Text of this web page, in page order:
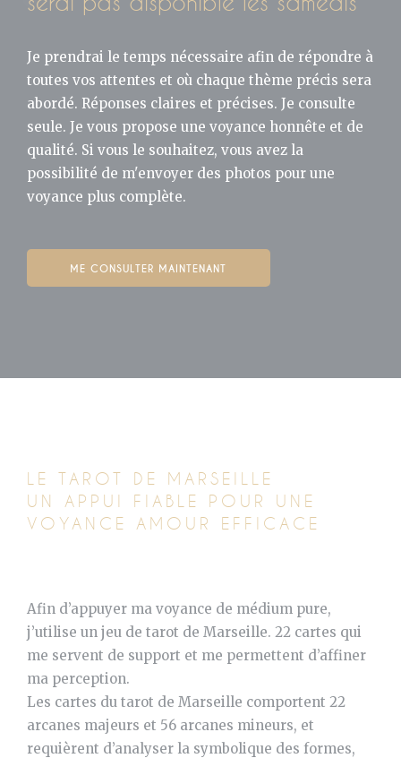
Je prendrai le temps nécessaire afin de répondre à
toutes vos attentes et où chaque thème précis sera
abordé. Réponses claires et précises. Je consulte
seule. Je vous propose une voyance honnête et de
qualité. Si vous le souhaitez, vous avez la
possibilité de m'envoyer des photos pour une
voyance plus complète.
ME CONSULTER MAINTENANT
LE TAROT DE MARSEILLE
UN APPUI FIABLE POUR UNE
VOYANCE AMOUR EFFICACE
Afin d’appuyer ma voyance de médium pure,
j’utilise un jeu de tarot de Marseille. 22 cartes qui
me servent de support et me permettent d’affiner
ma perception.
Les cartes du tarot de Marseille comportent 22
arcanes majeurs et 56 arcanes mineurs, et
requièrent d’analyser la symbolique des formes,